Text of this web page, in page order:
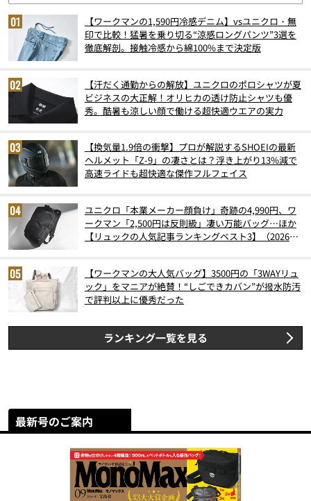
【ワークマンの1,590円冷感デニム】vsユニクロ・無
印で比較！猛暑を乗り切る“涼感ロングパンツ”3選を
徹底解剖。接触冷感から綿100%まで決定版
【汗だく通勤からの解放】ユニクロのポロシャツが夏
ビジネスの大正解！オリヒカの透け防止シャツも優
秀。酷暑も涼しい顔で働ける超快適ウエアの実力
【換気量1.9倍の衝撃】プロが解説するSHOEIの最新
ヘルメット「Z-9」の凄さとは？浮き上がり13%減で
高速ライドも超快適な傑作フルフェイス
ユニクロ「本業メーカー顔負け」奇跡の4,990円、ワ
ークマン「2,500円は反則級」凄い万能バッグ…ほか
【リュックの人気記事ランキングベスト3】（2026年
【ワークマンの大人気バッグ】3500円の「3WAYリュ
ック」をマニアが絶賛！“しごできカバン”が撥水防汚
で評判以上に優秀だった
ランキング一覧を見る
最新号のご案内